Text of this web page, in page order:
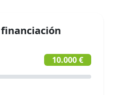
10.000 €